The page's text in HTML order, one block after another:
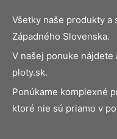
Všetky naše produkty a
Západného Slovenska.
V našej ponuke
ploty.sk.
Ponúkame komplexné
ktoré nie sú priamo v